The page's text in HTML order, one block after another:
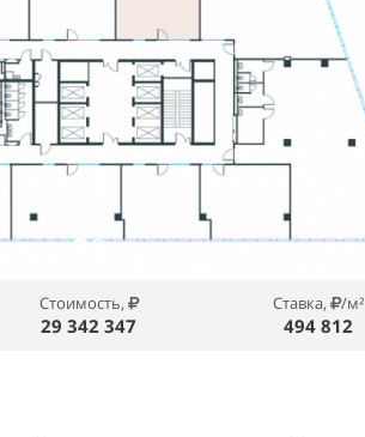
Стоимость,
29 342 347
Ставка, /м²
494 812